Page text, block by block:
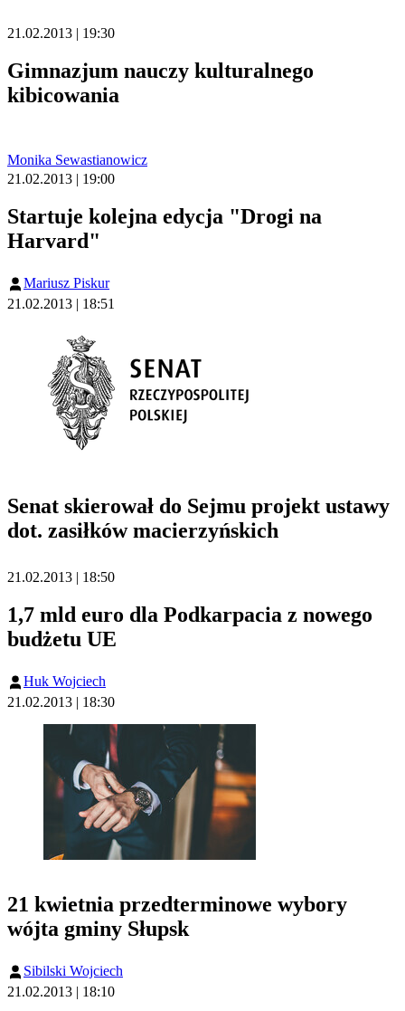
21.02.2013 | 19:30
Gimnazjum nauczy kulturalnego
kibicowania
Monika Sewastianowicz
21.02.2013 | 19:00
Startuje kolejna edycja "Drogi na
Harvard"
Mariusz Piskur
21.02.2013 | 18:51
Senat skierował do Sejmu projekt ustawy
dot. zasiłków macierzyńskich
21.02.2013 | 18:50
1,7 mld euro dla Podkarpacia z nowego
budżetu UE
Huk Wojciech
21.02.2013 | 18:30
21 kwietnia przedterminowe wybory
wójta gminy Słupsk
Sibilski Wojciech
21.02.2013 | 18:10